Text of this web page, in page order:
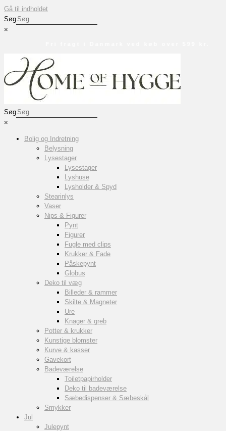
Gå til indholdet
Søg
×
Søg
×
Bolig og Indretning
Belysning
Lysestager
Lysestager
Lyshuse
Lysholder & Spyd
Stearinlys
Vaser
Nips & Figurer
Pynt
Figurer
Fugle med clips
Krukker & Fade
Påskepynt
Globus
Deko til væg
Billeder & rammer
Skilte & Magneter
Ure
Knager & greb
Potter & krukker
Kunstige blomster
Kurve & kasser
Gavekort
Badeværelse
Toiletpapirholder
Deko til badeværelse
Sæbedispenser & Sæbeskål
Smykker
Jul
Julepynt